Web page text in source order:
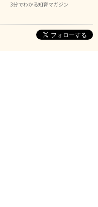
3分でわかる知育マガジン